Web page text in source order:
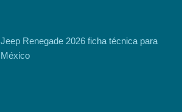
Jeep Renegade 2026 ficha técnica para
México